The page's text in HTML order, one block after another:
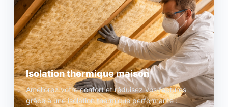
Isolation thermique maison
Améliorez votre confort et réduisez vos factures
grâce à une isolation thermique performante :